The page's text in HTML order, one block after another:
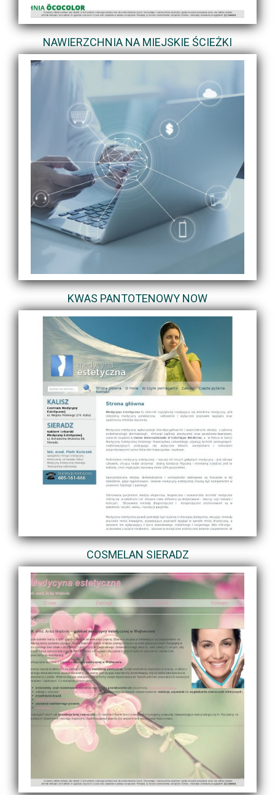
NAWIERZCHNIA NA MIEJSKIE ŚCIEŻKI
KWAS PANTOTENOWY NOW
COSMELAN SIERADZ